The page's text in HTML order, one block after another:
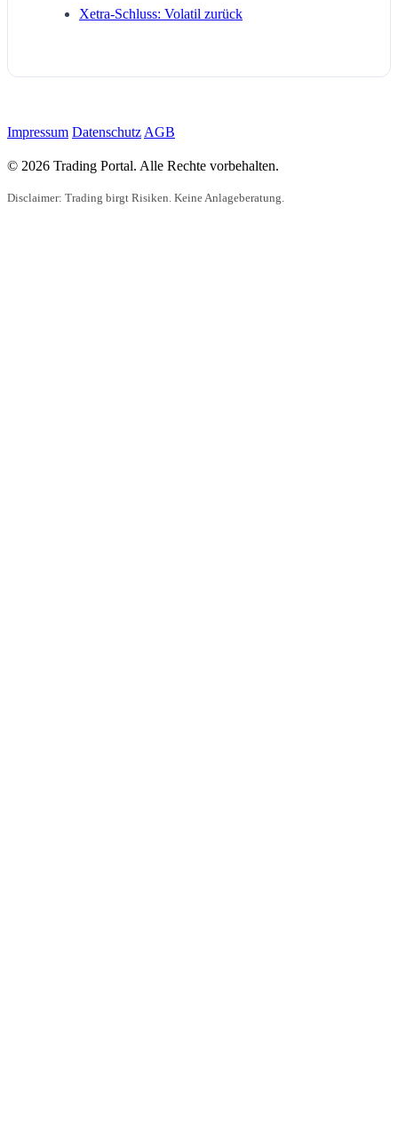
Xetra-Schluss: Volatil zurück
Impressum Datenschutz AGB
© 2026 Trading Portal. Alle Rechte vorbehalten.
Disclaimer: Trading birgt Risiken. Keine Anlageberatung.